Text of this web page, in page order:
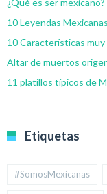
¿Qué es ser mexicano?
10 Leyendas
10 Características muy
Altar de muertos
11 platillos típicos de
Etiquetas
#SomosMexicanas